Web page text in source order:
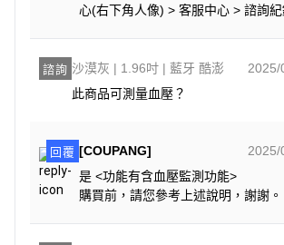
心(右下角人像) > 客服中心 > 諮詢
諮詢 沙漠灰 | 1.96吋 | 藍牙 酷澎
2025/
此商品可測量血壓？
回覆 [COUPANG]
2025/
是 <功能有含血壓監測功能>
購買前，請您參考上述說明，謝謝。